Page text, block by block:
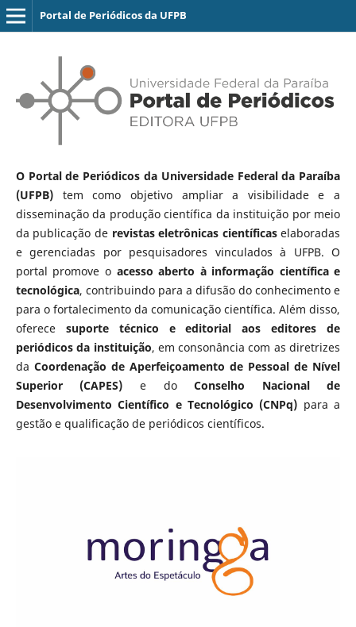
Portal de Periódicos da UFPB
O Portal de Periódicos da Universidade Federal da Paraíba
(UFPB)tem como objetivo ampliar a visibilidade e a
disseminação da produção científica da instituição por meio
da publicação de revistas eletrônicas científicaselaboradas
e gerenciadas por pesquisadores vinculados à UFPB. O
portal promove o acesso aberto à informação científica e
tecnológica, contribuindo para a difusão do conhecimento e
para o fortalecimento da comunicação científica. Além disso,
oferece suporte técnico e editorial aos editores de
periódicos da instituição, em consonância com as diretrizes
da Coordenação de Aperfeiçoamento de Pessoal de Nível
Superior (CAPES) e doConselho Nacional de
Desenvolvimento Científico e Tecnológico (CNPq) para a
gestão e qualificação de periódicos científicos.